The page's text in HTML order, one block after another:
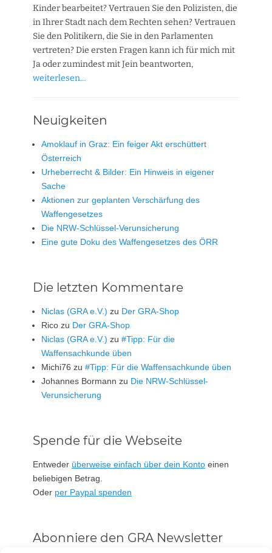
Kinder bearbeitet? Vertrauen Sie den Polizisten, die
in Ihrer Stadt nach dem Rechten sehen? Vertrauen
Sie den Politikern, die Sie in den Parlamenten
vertreten? Die ersten Fragen kann ich für mich mit
Ja oder zumindest mit Jein beantworten,
weiterlesen…
Neuigkeiten
Amoklauf in Graz: Ein feiger Akt erschüttert
Österreich
Urheberrecht & Bilder: Ein Hinweis in eigener
Sache
Aktionen zur geplanten Verschärfung des
Waffengesetzes
Die NRW-Schlüssel-Verunsicherung
Eine gute Doku des Waffengesetzes des ÖRR
Die letzten Kommentare
Niclas (GRA e.V.) zu Der GRA-Shop
Rico zu Der GRA-Shop
Niclas (GRA e.V.) zu #Tipp: Für die
Waffensachkunde üben
Michi76 zu #Tipp: Für die Waffensachkunde üben
Johannes Bormann zu Die NRW-Schlüssel-
Verunsicherung
Spende für die Webseite
Entweder überweise einfach über dein Konto einen
beliebigen Betrag.
Oder per Paypal spenden
Abonniere den GRA Newsletter